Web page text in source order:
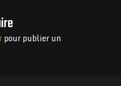
pour publier un